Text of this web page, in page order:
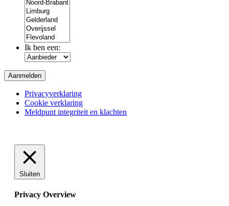
Ik ben een:
Privacyverklaring
Cookie verklaring
Meldpunt integriteit en klachten
Sluiten
Privacy Overview